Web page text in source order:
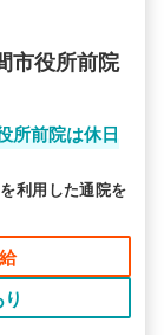
市役所前院
所前院は休日
利用した通院を